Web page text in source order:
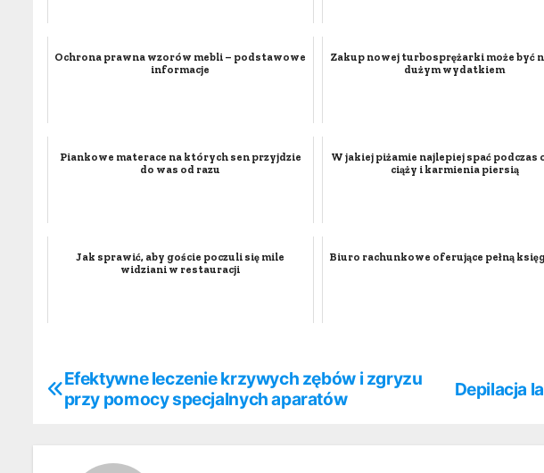
Ochrona prawna wzorów mebli – podstawowe
informacje
Zakup nowej turbosprężarki może być
dużym wydatkiem
Piankowe materace na których sen przyjdzie
do was od razu
W jakiej piżamie najlepiej spać podczas
ciąży i karmienia piersią
Jak sprawić, aby goście poczuli się mile
widziani w restauracji
Biuro rachunkowe oferujące pełną
N
Depilacja
Efektywne leczenie krzywych zębów i zgryzu
przy pomocy specjalnych aparatów